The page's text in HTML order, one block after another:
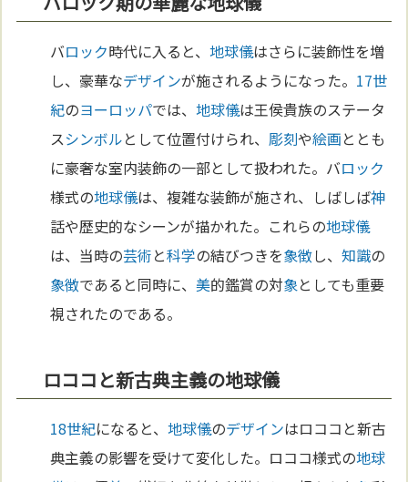
バロック時代に入ると、地球儀はさらに装飾性を増
し、豪華なデザインが施されるようになった。 17世
紀のヨーロッパでは、地球儀は王侯貴族のステータ
スシンボルとして位置付けられ、 彫刻や絵画ととも
に豪奢な室内装飾の一部として扱われた。バロック
様式の地球儀は、複雑な装飾が施され、しばしば神
話や歴史的なシーンが描かれた。これらの地球儀
は、当時の芸術と科学の結びつきを象徴し、知識の
象徴であると同時に、美的鑑賞の対象としても重要
視されたのである。
ロココと新古典主義の地球儀
18世紀になると、地球儀のデザインはロココと新古
典主義の影響を受けて変化した。ロココ様式の地球